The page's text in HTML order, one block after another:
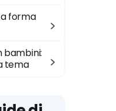
a forma
bambini:
tema